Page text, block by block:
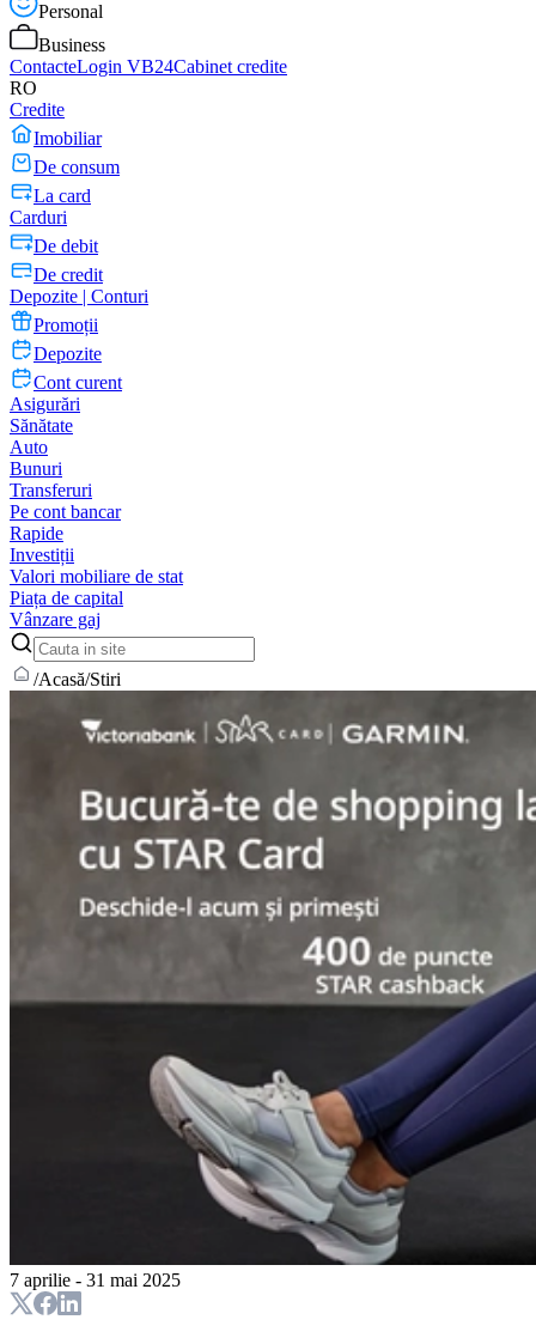
Personal
Business
ContacteLogin VB24Cabinet credite
RO
Credite
Imobiliar
De consum
La card
Carduri
De debit
De credit
Depozite | Conturi
Promoții
Depozite
Cont curent
Asigurări
Sănătate
Auto
Bunuri
Transferuri
Pe cont bancar
Rapide
Investiții
Valori mobiliare de stat
Piața de capital
Vânzare gaj
/Acasă/Stiri
7 aprilie - 31 mai 2025